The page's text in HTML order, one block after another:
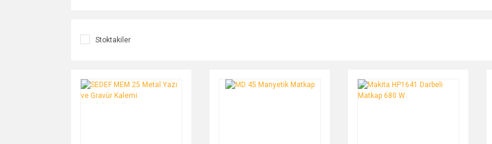
Stoktakiler